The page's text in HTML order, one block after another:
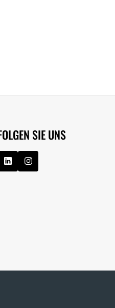
SIE UNS